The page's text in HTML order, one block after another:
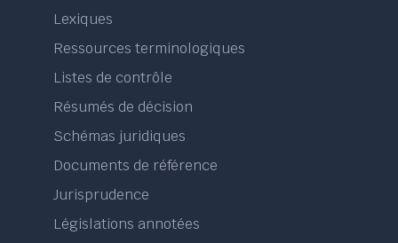
Lexiques
Ressources terminologiques
Listes de contrôle
Résumés de décision
Schémas juridiques
Documents de référence
Jurisprudence
Législations annotées